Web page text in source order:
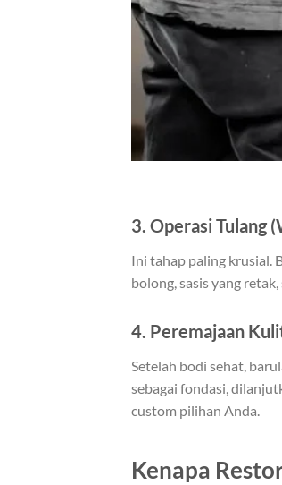
3. Operasi Tulang
Ini tahap paling krusial.
bolong, sasis yang
4. Peremajaan
Setelah bodi sehat,
sebagai fondasi,
custom pilihan Anda.
Kenapa